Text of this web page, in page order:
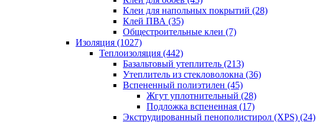
Клеи для напольных покрытий (28)
Клей ПВА (35)
Общестроительные клеи (7)
Изоляция (1027)
Теплоизоляция (442)
Базальтовый утеплитель (213)
Утеплитель из стекловолокна (36)
Вспененный полиэтилен (45)
Жгут уплотнительный (28)
Подложка вспененная (17)
Экструдированный пенополистирол (XPS) (24)